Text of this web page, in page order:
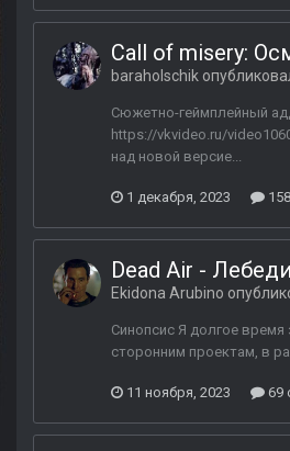
Call of misery:
baraholschik
Сюжетно-геймплейный
https://vkvideo.ru/
над новой версие...
1 декабря, 2023
Dead Air -
Ekidona Arubino
Синопсис Я долгое время
сторонним проектам, в
11 ноября, 2023 69